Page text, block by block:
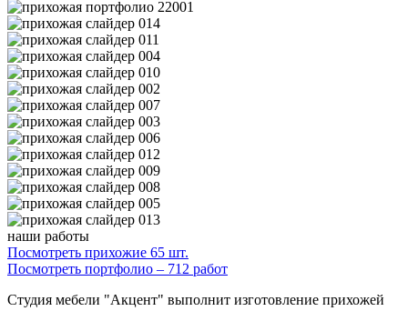
наши работы
Посмотреть прихожие 65 шт.
Посмотреть портфолио – 712 работ
Студия мебели "Акцент" выполнит изготовление прихожей